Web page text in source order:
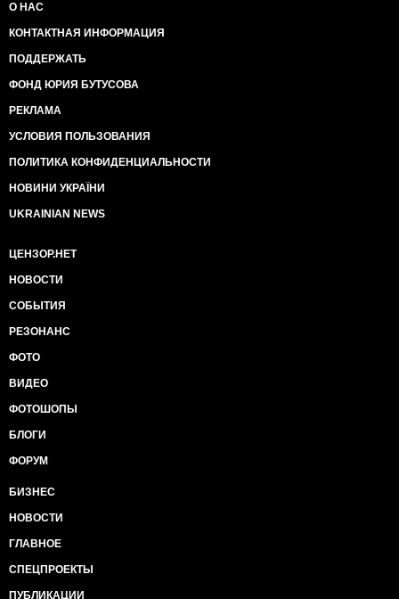
О НАС
КОНТАКТНАЯ ИНФОРМАЦИЯ
ПОДДЕРЖАТЬ
ФОНД ЮРИЯ БУТУСОВА
РЕКЛАМА
УСЛОВИЯ ПОЛЬЗОВАНИЯ
ПОЛИТИКА КОНФИДЕНЦИАЛЬНОСТИ
НОВИНИ УКРАЇНИ
UKRAINIAN NEWS
ЦЕНЗОР.НЕТ
НОВОСТИ
СОБЫТИЯ
РЕЗОНАНС
ФОТО
ВИДЕО
ФОТОШОПЫ
БЛОГИ
ФОРУМ
БИЗНЕС
НОВОСТИ
ГЛАВНОЕ
СПЕЦПРОЕКТЫ
ПУБЛИКАЦИИ